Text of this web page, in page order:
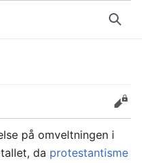
Søk
Rediger
på omveltningen i
da protestantisme